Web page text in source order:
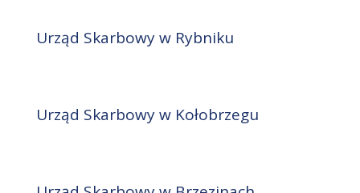
Urząd Skarbowy w Rybniku
Urząd Skarbowy w Kołobrzegu